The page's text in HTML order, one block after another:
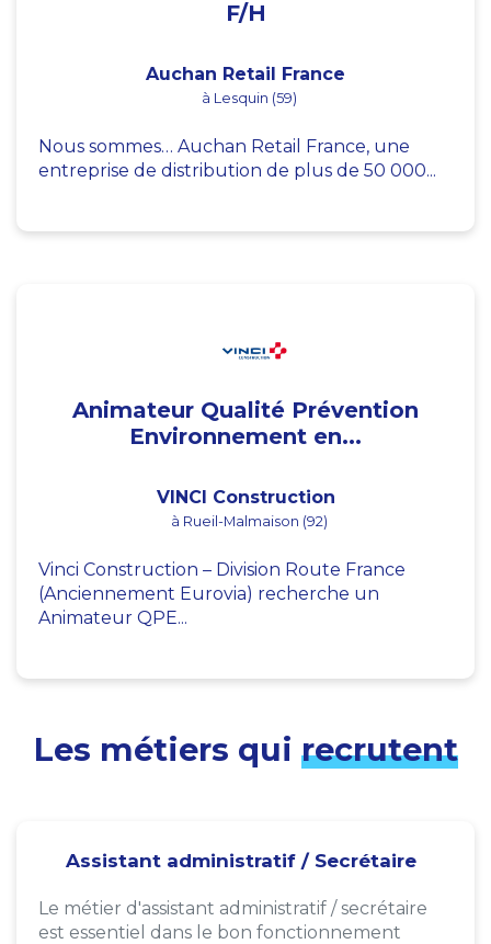
F/H
Auchan Retail France
à Lesquin (59)
Nous sommes… Auchan Retail France, une
entreprise de distribution de plus de 50 000...
Animateur Qualité Prévention
Environnement en...
VINCI Construction
à Rueil-Malmaison (92)
Vinci Construction – Division Route France
(Anciennement Eurovia) recherche un
Animateur QPE...
Les métiers qui recrutent
Assistant administratif / Secrétaire
Le métier d'assistant administratif / secrétaire
est essentiel dans le bon fonctionnement